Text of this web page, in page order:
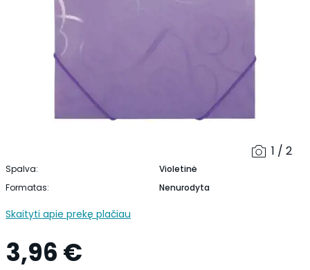
1 / 2
Spalva:
Violetinė
Formatas:
Nenurodyta
Skaityti apie prekę plačiau
3,96 €